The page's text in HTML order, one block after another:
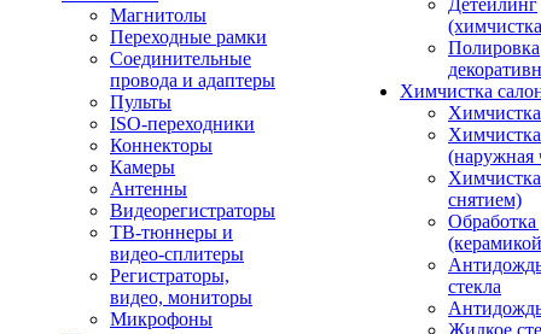
Магнитолы
Переходные рамки
Соединительные
провода и адаптеры
Пульты
ISO-переходники
Коннекторы
Камеры
Антенны
Видеорегистраторы
ТВ-тюннеры и
видео-сплитеры
Регистраторы,
видео, мониторы
Микрофоны
Детейлинг
Полировка
Химчистка
(наружная
снятием)
Обработка
стекла
Жидкое